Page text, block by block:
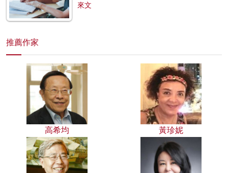
來文
推薦作家
高希均 黃珍妮